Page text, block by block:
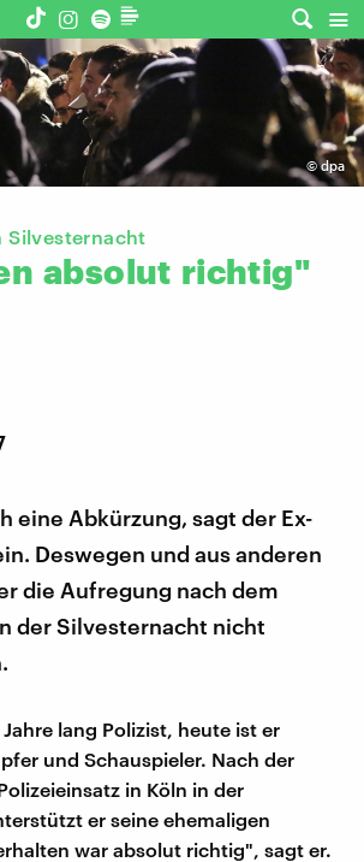
©dpa
Silvesternacht
absolut richtig"
eine Abkürzung, sagt der Ex-
Deswegen und aus anderen
die Aufregung nach dem
der Silvesternacht nicht
lang Polizist, heute ist er
und Schauspieler. Nach der
in Köln in der
er seine ehemaligen
war absolut richtig", sagt er.